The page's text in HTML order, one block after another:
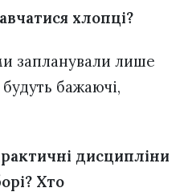
хлопці?
запланували лише
бажаючі,
дисципліни
Хто